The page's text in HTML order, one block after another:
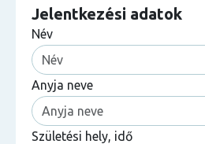
Jelentkezési adatok
Név
Anyja neve
Születési hely, idő